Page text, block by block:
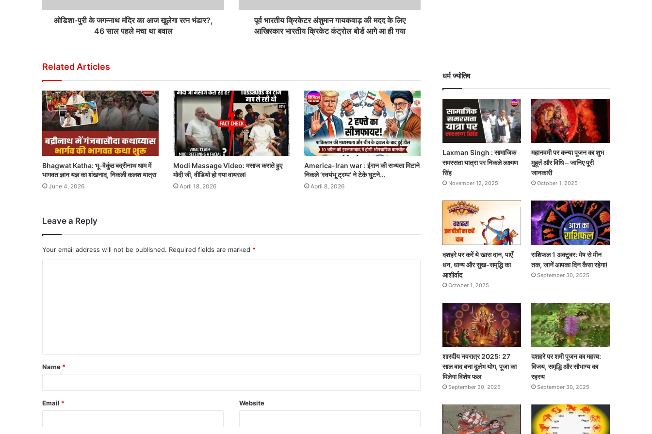
ओडिशा-पुरी के जगन्नाथ मंदिर का आज खुलेगा रत्न भंडार?,
46 साल पहले मचा था बवाल
पूर्व भारतीय क्रिकेटर अंशुमान गायकवाड़ की मदद के लिए
आखिरकार भारतीय क्रिकेट कंट्रोल बोर्ड आगे आ ही गया
Related Articles
Bhagwat Katha: भू-वैकुंठ बद्रीनाथ धाम में
भागवत ज्ञान यज्ञ का शंखनाद, निकली कलश यात्रा
June 4, 2026
Modi Massage Video: मसाज कराते हुए
मोदी जी, वीडियो हो गया वायरल!
April 18, 2026
America-Iran war : ईरान की सभ्यता मिटाने
निकले ‘स्वयंभू ट्रम्प’ ने टेके घुटने…
April 8, 2026
Leave a Reply
Your email address will not be published. Required fields are marked *
Name *
Email * Website
धर्म ज्योतिष
Laxman Singh : सामाजिक
समरसता यात्रा पर निकले लक्ष्मण
सिंह
November 12, 2025
महानवमी पर कन्या पूजन का शुभ
मुहूर्त और विधि – जानिए पूरी
जानकारी
October 1, 2025
दशहरे पर करें ये खास दान, पाएँ
धन, धान्य और सुख-समृद्धि का
आशीर्वाद
October 1, 2025
राशिफल 1 अक्टूबर: मेष से मीन
तक, जानें आपका दिन कैसा रहेगा!
September 30, 2025
शारदीय नवरात्र 2025: 27
साल बाद बना दुर्लभ योग, पूजा का
मिलेगा विशेष फल
September 30, 2025
दशहरे पर शमी पूजन का महत्व:
विजय, समृद्धि और सौभाग्य का
रहस्य
September 30, 2025